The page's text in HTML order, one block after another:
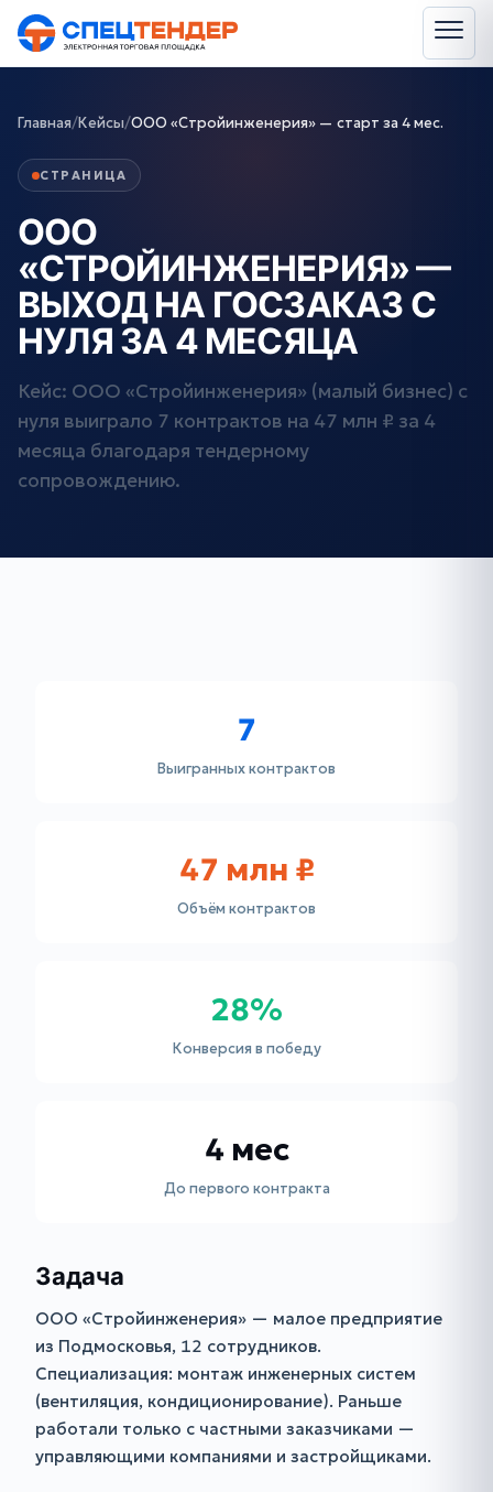
Главная/Кейсы/ООО «Стройинженерия» — старт за 4 мес.
СТРАНИЦА
ООО
«СТРОЙИНЖЕНЕРИЯ» —
ВЫХОД НА ГОСЗАКАЗ С
НУЛЯ ЗА 4 МЕСЯЦА
Кейс: ООО «Стройинженерия» (малый бизнес) с
нуля выиграло 7 контрактов на 47 млн ₽ за 4
месяца благодаря тендерному
сопровождению.
7
Выигранных контрактов
47 млн ₽
Объём контрактов
28%
Конверсия в победу
4 мес
До первого контракта
Задача
ООО «Стройинженерия» — малое предприятие
из Подмосковья, 12 сотрудников.
Специализация: монтаж инженерных систем
(вентиляция, кондиционирование). Раньше
работали только с частными заказчиками —
управляющими компаниями и застройщиками.